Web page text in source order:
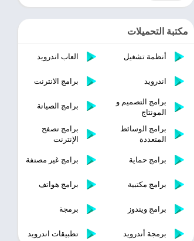
مكتبة التحميلات
أنظمة تشغيل العاب اندرويد
اندرويد
برامج الانترنت
برامج التصميم و
المونتاج
برامج الصيانة
برامج الوسائط
المتعددة
برامج تصفح
الإنترنت
برامج حماية
برامج غير مصنفة
برامج مكتبية برامج هواتف
برامج ويندوز برمجة
برمجة أندرويد تطبيقات اندرويد